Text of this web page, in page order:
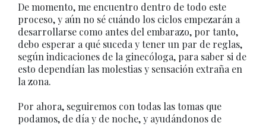
De momento, me encuentro dentro de todo este
proceso, y aún no sé cuándo los ciclos empezarán a
desarrollarse como antes del embarazo, por tanto,
debo esperar a qué suceda y tener un par de reglas,
según indicaciones de la ginecóloga, para saber si de
esto dependían las molestias y sensación extraña en
la zona.
Por ahora, seguiremos con todas las tomas que
podamos, de día y de noche, y ayudándonos de